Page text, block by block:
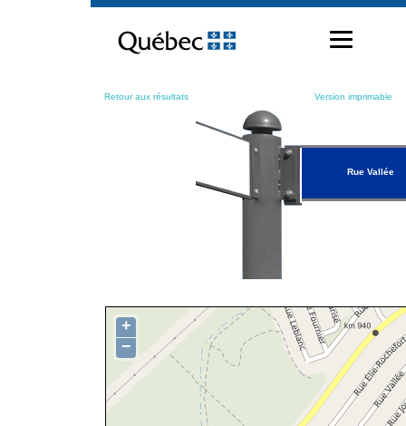
contenu
Retour aux résultats Version imprimable
Rue Vallée
+
−